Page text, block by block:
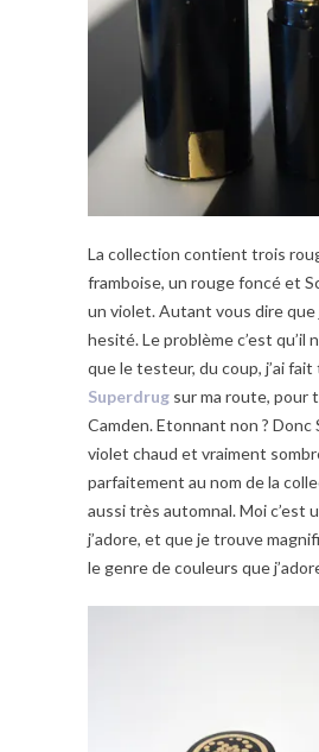
La collection contient trois
framboise, un rouge foncé et
un violet. Autant vous dire que
hesité. Le problème c’est qu’il
que le testeur, du coup, j’ai fait
Superdrug sur ma route, pour
Camden. Etonnant non ? Donc
violet chaud et vraiment
parfaitement au nom de la
aussi très automnal. Moi c’est
j’adore, et que je trouve
le genre de couleurs que